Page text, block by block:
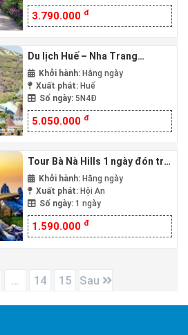
3.790.000 đ
Du lịch Huế – Nha Trang
Vinpearl Land 5 ngày 4 đêm
Khởi hành: Hằng ngày
Xuất phát: Huế
Số ngày: 5N4Đ
5.050.000 đ
Tour Bà Nà Hills 1 ngày đón trả
Hội An
Khởi hành: Hằng ngày
Xuất phát: Hội An
Số ngày: 1 ngày
1.590.000 đ
… 14 15 Sau